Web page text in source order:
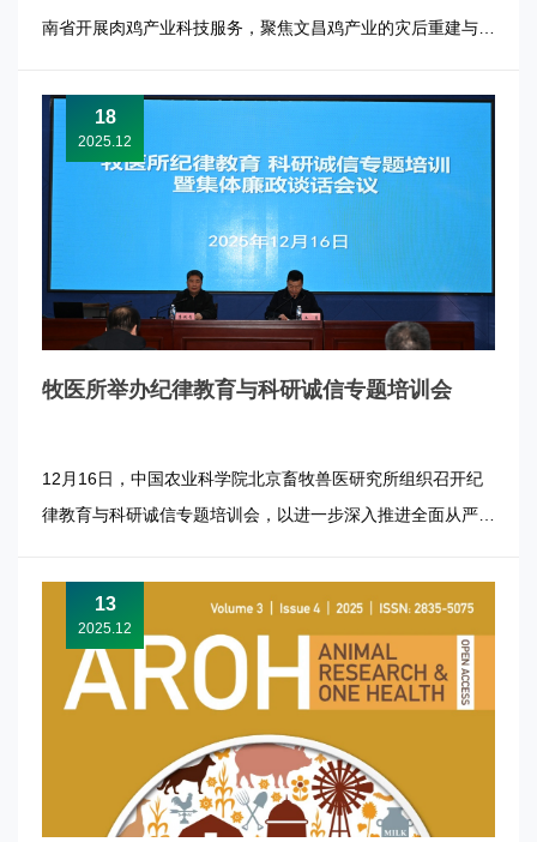
南省开展肉鸡产业科技服务，聚焦文昌鸡产业的灾后重建与高
兽医研究所、三亚中国农业科学院国家南繁研究院等单位主办
的“海南地方鸡产业创新论坛”，赵桂苹、崔焕先分别围绕黄羽
肉鸡肉质评定与品种...
18
2025.12
牧医所举办纪律教育与科研诚信专题培训会
12月16日，中国农业科学院北京畜牧兽医研究所组织召开纪
律教育与科研诚信专题培训会，以进一步深入推进全面从严治
勇、副所长周正奎分别主持。 本次会议特邀中国农业科学院
监督局副局长李延青作题为《农业科研院所廉政风险常见问题
和防控措施》...
13
2025.12